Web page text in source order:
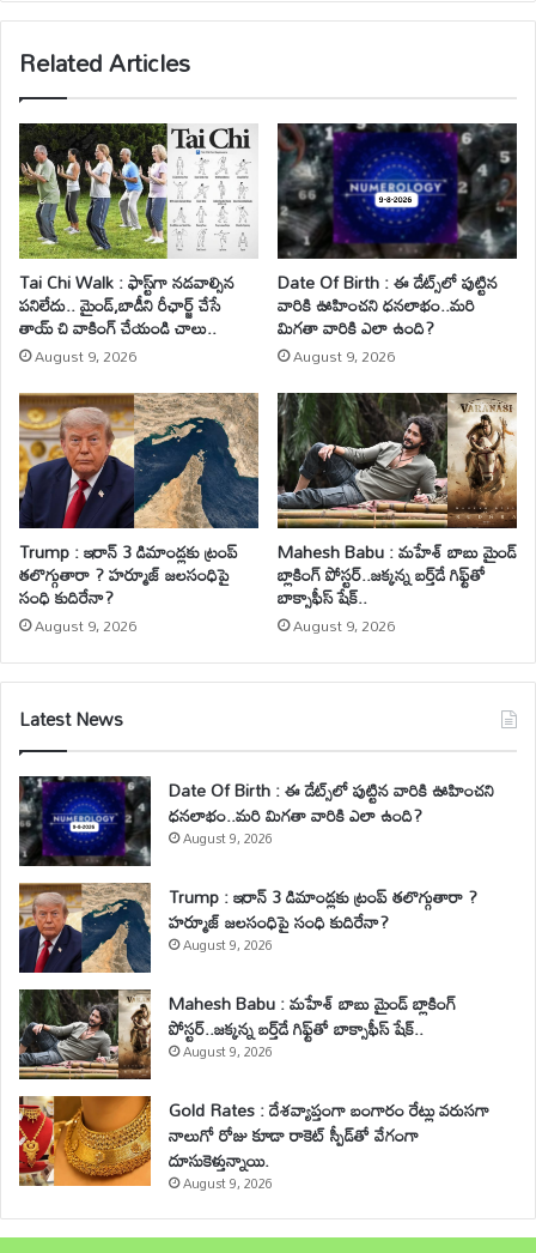
Related Articles
Tai Chi Walk : ఫాస్ట్‌గా నడవాల్సిన
పనిలేదు.. మైండ్‌,బాడీని రీఛార్జ్ చేసే
తాయ్ చి వాకింగ్‌ చేయండి చాలు..
August 9, 2026
Date Of Birth : ఈ డేట్స్‌లో పుట్టిన
వారికి ఊహించని ధనలాభం..మరి
మిగతా వారికి ఎలా ఉంది?
August 9, 2026
Trump : ఇరాన్ 3 డిమాండ్లకు ట్రంప్
తలొగ్గుతారా ? హర్మూజ్ జలసంధిపై
సంధి కుదిరేనా?
August 9, 2026
Mahesh Babu : మహేశ్‌ బాబు మైండ్
బ్లాకింగ్ పోస్టర్..జక్కన్న బర్త్‌డే గిఫ్ట్‌తో
బాక్సాఫీస్ షేక్..
August 9, 2026
Latest News
Date Of Birth : ఈ డేట్స్‌లో పుట్టిన వారికి ఊహించని
ధనలాభం..మరి మిగతా వారికి ఎలా ఉంది?
August 9, 2026
Trump : ఇరాన్ 3 డిమాండ్లకు ట్రంప్ తలొగ్గుతారా ?
హర్మూజ్ జలసంధిపై సంధి కుదిరేనా?
August 9, 2026
Mahesh Babu : మహేశ్‌ బాబు మైండ్ బ్లాకింగ్
పోస్టర్..జక్కన్న బర్త్‌డే గిఫ్ట్‌తో బాక్సాఫీస్ షేక్..
August 9, 2026
Gold Rates : దేశవ్యాప్తంగా బంగారం రేట్లు వరుసగా
నాలుగో రోజు కూడా రాకెట్ స్పీడ్‌తో వేగంగా
దూసుకెళ్తున్నాయి.
August 9, 2026